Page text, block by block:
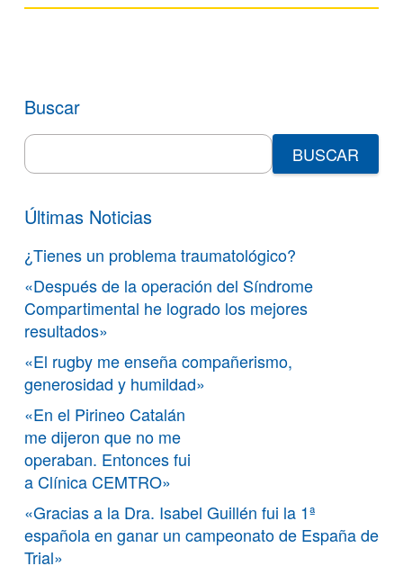
Buscar
Search
for:
Últimas Noticias
¿Tienes un problema traumatológico?
«Después de la operación del Síndrome
Compartimental he logrado los mejores
resultados»
«El rugby me enseña compañerismo,
generosidad y humildad»
«En el Pirineo Catalán
me dijeron que no me
operaban. Entonces fui
a Clínica CEMTRO»
«Gracias a la Dra. Isabel Guillén fui la 1ª
española en ganar un campeonato de España de
Trial»